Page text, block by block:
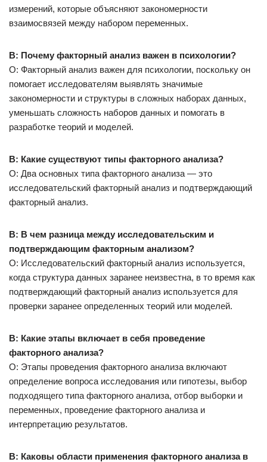
измерений, которые объясняют закономерности
взаимосвязей между набором переменных.
В: Почему факторный анализ важен в психологии?
О: Факторный анализ важен для психологии, поскольку он
помогает исследователям выявлять значимые
закономерности и структуры в сложных наборах данных,
уменьшать сложность наборов данных и помогать в
разработке теорий и моделей.
В: Какие существуют типы факторного анализа?
О: Два основных типа факторного анализа — это
исследовательский факторный анализ и подтверждающий
факторный анализ.
В: В чем разница между исследовательским и
подтверждающим факторным анализом?
О: Исследовательский факторный анализ используется,
когда структура данных заранее неизвестна, в то время как
подтверждающий факторный анализ используется для
проверки заранее определенных теорий или моделей.
В: Какие этапы включает в себя проведение
факторного анализа?
О: Этапы проведения факторного анализа включают
определение вопроса исследования или гипотезы, выбор
подходящего типа факторного анализа, отбор выборки и
переменных, проведение факторного анализа и
интерпретацию результатов.
В: Каковы области применения факторного анализа в